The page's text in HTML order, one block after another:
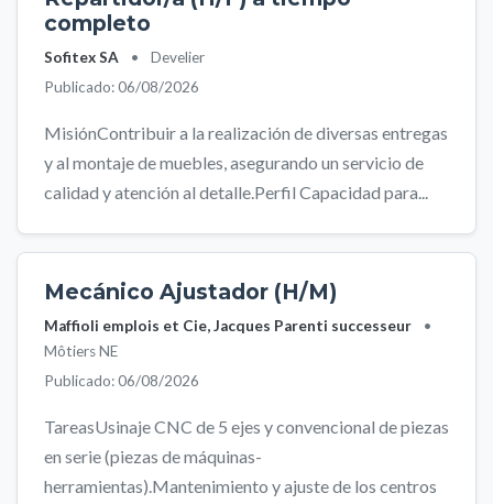
completo
Sofitex SA •
Develier
Publicado: 06/08/2026
MisiónContribuir a la realización de diversas entregas
y al montaje de muebles, asegurando un servicio de
calidad y atención al detalle.Perfil Capacidad para...
Mecánico Ajustador (H/M)
Maffioli emplois et Cie, Jacques Parenti successeur
•
Môtiers NE
Publicado: 06/08/2026
TareasUsinaje CNC de 5 ejes y convencional de piezas
en serie (piezas de máquinas-
herramientas).Mantenimiento y ajuste de los centros